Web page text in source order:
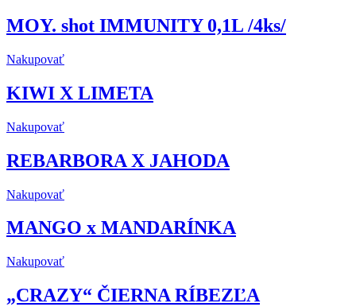
MOY. shot IMMUNITY 0,1L /4ks/
Nakupovať
KIWI X LIMETA
Nakupovať
REBARBORA X JAHODA
Nakupovať
MANGO x MANDARÍNKA
Nakupovať
„CRAZY“ ČIERNA RÍBEZĽA